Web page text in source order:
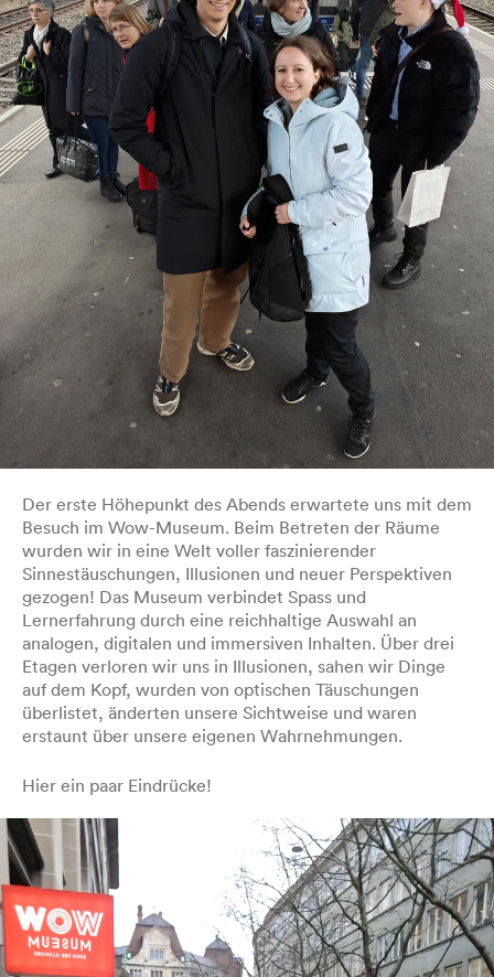
Der erste Höhepunkt des Abends erwartete uns mit dem
Besuch im Wow-Museum. Beim Betreten der Räume
wurden wir in eine Welt voller faszinierender
Sinnestäuschungen, Illusionen und neuer Perspektiven
gezogen! Das Museum verbindet Spass und
Lernerfahrung durch eine reichhaltige Auswahl an
analogen, digitalen und immersiven Inhalten. Über drei
Etagen verloren wir uns in Illusionen, sahen wir Dinge
auf dem Kopf, wurden von optischen Täuschungen
überlistet, änderten unsere Sichtweise und waren
erstaunt über unsere eigenen Wahrnehmungen.
Hier ein paar Eindrücke!